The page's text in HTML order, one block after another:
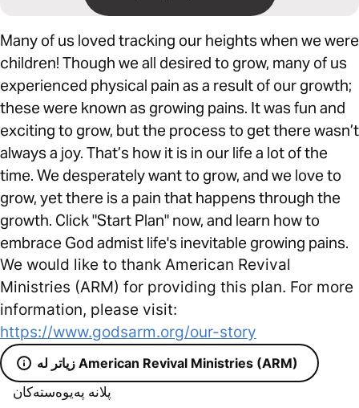
Many of us loved tracking our heights when we were
children! Though we all desired to grow, many of us
experienced physical pain as a result of our growth;
these were known as growing pains. It was fun and
exciting to grow, but the process to get there wasn’t
always a joy. That’s how it is in our life a lot of the
time. We desperately want to grow, and we love to
grow, yet there is a pain that happens through the
growth. Click "Start Plan" now, and learn how to
embrace God admist life's inevitable growing pains.
We would like to thank American Revival
Ministries (ARM) for providing this plan. For more
information, please visit:
https://www.godsarm.org/our-story
زیاتر لە American Revival Ministries (ARM)
پلانە پەیوەستەکان